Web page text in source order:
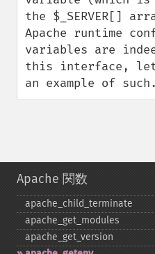
the $_SERVER[]
Apache runtime
variables are
this interface,
an example of such.
Apache 関数
apache_​child_​terminate
apache_​get_​modules
apache_​get_​version